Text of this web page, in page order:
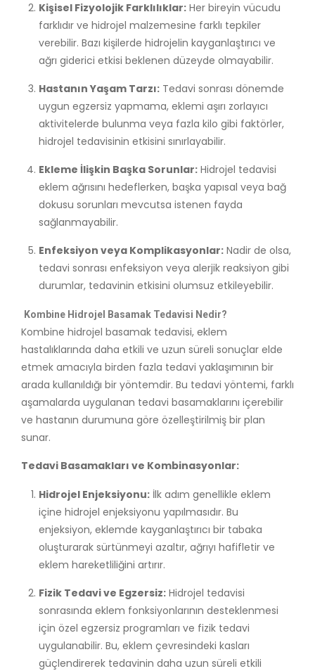
Kişisel Fizyolojik Farklılıklar: Her bireyin vücudu
farklıdır ve hidrojel malzemesine farklı tepkiler
verebilir. Bazı kişilerde hidrojelin kayganlaştırıcı ve
ağrı giderici etkisi beklenen düzeyde olmayabilir.
Hastanın Yaşam Tarzı: Tedavi sonrası dönemde
uygun egzersiz yapmama, eklemi aşırı zorlayıcı
aktivitelerde bulunma veya fazla kilo gibi faktörler,
hidrojel tedavisinin etkisini sınırlayabilir.
Ekleme İlişkin Başka Sorunlar: Hidrojel tedavisi
eklem ağrısını hedeflerken, başka yapısal veya bağ
dokusu sorunları mevcutsa istenen fayda
sağlanmayabilir.
Enfeksiyon veya Komplikasyonlar: Nadir de olsa,
tedavi sonrası enfeksiyon veya alerjik reaksiyon gibi
durumlar, tedavinin etkisini olumsuz etkileyebilir.
Kombine Hidrojel Basamak Tedavisi Nedir?
Kombine hidrojel basamak tedavisi, eklem
hastalıklarında daha etkili ve uzun süreli sonuçlar elde
etmek amacıyla birden fazla tedavi yaklaşımının bir
arada kullanıldığı bir yöntemdir. Bu tedavi yöntemi, farklı
aşamalarda uygulanan tedavi basamaklarını içerebilir
ve hastanın durumuna göre özelleştirilmiş bir plan
sunar.
Tedavi Basamakları ve Kombinasyonlar:
Hidrojel Enjeksiyonu: İlk adım genellikle eklem
içine hidrojel enjeksiyonu yapılmasıdır. Bu
enjeksiyon, eklemde kayganlaştırıcı bir tabaka
oluşturarak sürtünmeyi azaltır, ağrıyı hafifletir ve
eklem hareketliliğini artırır.
Fizik Tedavi ve Egzersiz: Hidrojel tedavisi
sonrasında eklem fonksiyonlarının desteklenmesi
için özel egzersiz programları ve fizik tedavi
uygulanabilir. Bu, eklem çevresindeki kasları
güçlendirerek tedavinin daha uzun süreli etkili